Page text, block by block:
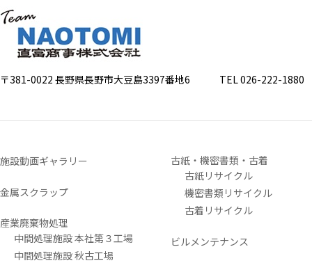
〒381-0022 長野県長野市大豆島3397番地6 TEL 026-222-1880
施設動画ギャラリー
金属スクラップ
産業廃棄物処理
中間処理施設 本社第３工場
中間処理施設 秋古工場
古紙・機密書類・古着
古紙リサイクル
機密書類リサイクル
古着リサイクル
ビルメンテナンス